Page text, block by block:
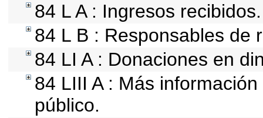
84 L A : Ingresos recibidos.
84 L B : Responsables de
84 LI A : Donaciones en
84 LIII A : Más
público.